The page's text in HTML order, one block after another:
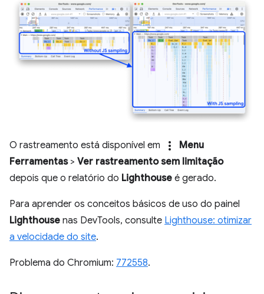
O rastreamento está disponível em more_vert
Menu
Ferramentas> Ver rastreamento sem limitação
depois que o relatório do Lighthouse é gerado.
Para aprender os conceitos básicos de uso do painel
Lighthouse nas DevTools, consulte Lighthouse: otimizar
a velocidade do site.
Problema do Chromium: 772558.